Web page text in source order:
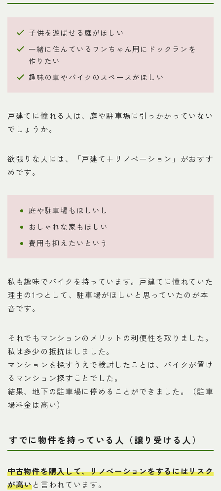
子供を遊ばせる庭がほしい
一緒に住んているワンちゃん用にドックランを
作りたい
趣味の車やバイクのスペースがほしい
戸建てに憧れる人は、庭や駐車場に引っかかっていない
でしょうか。
欲張りな人には、「戸建て＋リノベーション」がおすす
めです。
庭や駐車場もほしいし
おしゃれな家もほしい
費用も抑えたいという
私も趣味でバイクを持っています。戸建てに憧れていた
理由の1つとして、駐車場がほしいと思っていたのが本
音です。
それでもマンションのメリットの利便性を取りました。
私は多少の抵抗はしました。
マンションを探すうえで検討したことは、バイクが置け
るマンション探すことでした。
結果、地下の駐車場に停めることができました。（駐車
場料金は高い）
すでに物件を持っている人（譲り受ける人）
中古物件を購入して、リノベーションをするにはリスク
が高いと言われています。